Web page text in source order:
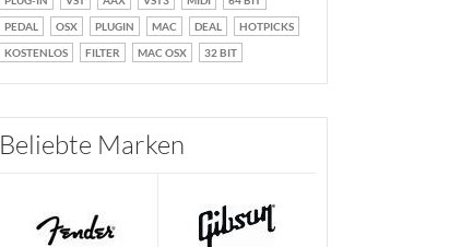
PEDAL
OSX PLUGIN MAC DEAL
HOTPICKS
KOSTENLOS
FILTER MAC OSX 32 BIT
Beliebte Marken